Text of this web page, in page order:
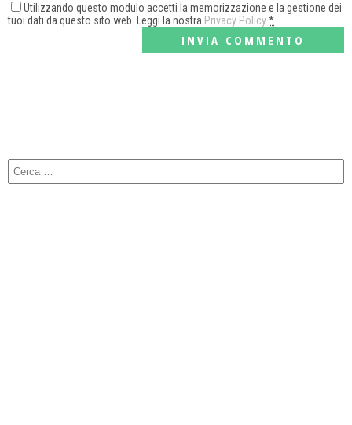
Utilizzando questo modulo accetti la memorizzazione e la gestione dei
tuoi dati da questo sito web. Leggi la nostra Privacy Policy*